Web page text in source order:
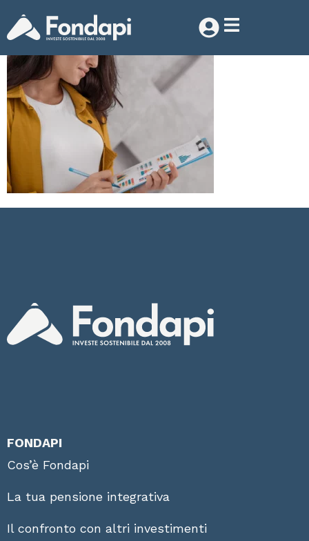
FONDAPI
Cos’è Fondapi
La tua pensione integrativa
Il confronto con altri investimenti